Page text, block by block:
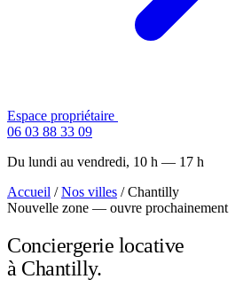
Espace propriétaire
06 03 88 33 09
Du lundi au vendredi, 10 h — 17 h
Accueil / Nos villes / Chantilly
Nouvelle zone — ouvre prochainement
Conciergerie locative
à Chantilly.